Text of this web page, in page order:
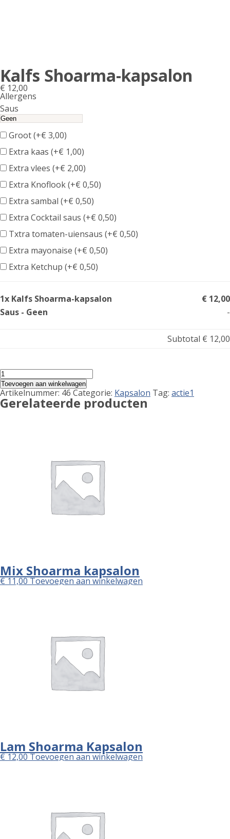
Kalfs Shoarma-kapsalon
€ 12,00
Allergens
Product
allergen
information
Saus
Groot (+€ 3,00)
Extra kaas (+€ 1,00)
Extra vlees (+€ 2,00)
Extra Knoflook (+€ 0,50)
Extra sambal (+€ 0,50)
Extra Cocktail saus (+€ 0,50)
Txtra tomaten-uiensaus (+€ 0,50)
Extra mayonaise (+€ 0,50)
Extra Ketchup (+€ 0,50)
1x Kalfs Shoarma-kapsalon
€ 12,00
Saus - Geen
-
Subtotal € 12,00
Kalfs
Shoarma-
kapsalon
aantal
Toevoegen aan winkelwagen
Artikelnummer: 46 Categorie: Kapsalon Tag: actie1
Gerelateerde producten
Mix Shoarma kapsalon
€11,00Toevoegen aan winkelwagen
Lam Shoarma Kapsalon
€12,00Toevoegen aan winkelwagen